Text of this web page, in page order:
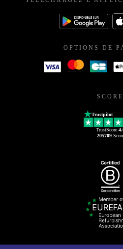
OPTIONS DE
SCORE
Trustpilot
TrustScore
205709